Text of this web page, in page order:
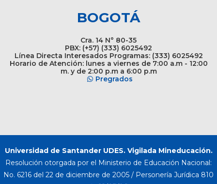
BOGOTÁ
Cra. 14 N° 80-35
PBX: (+57) (333) 6025492
Línea Directa Interesados Programas: (333) 6025492
Horario de Atención: lunes a viernes de 7:00 a.m - 12:00
m. y de 2:00 p.m a 6:00 p.m
Pregrados
Universidad de Santander UDES. Vigilada Mineducación.
Resolución otorgada por el Ministerio de Educación Nacional:
No. 6216 del 22 de diciembre de 2005 / Personería Jurídica 810